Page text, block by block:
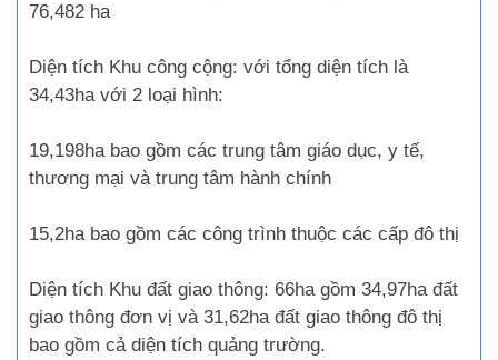
76,482 ha
Diện tích Khu công cộng: với tổng diện tích là
34,43ha với 2 loại hình:
19,198ha bao gồm các trung tâm giáo dục, y tế,
thương mại và trung tâm hành chính
15,2ha bao gồm các công trình thuộc các cấp đô thị
Diện tích Khu đất giao thông: 66ha gồm 34,97ha đất
giao thông đơn vị và 31,62ha đất giao thông đô thị
bao gồm cả diện tích quảng trường.